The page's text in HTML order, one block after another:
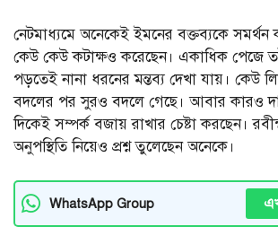
নেটমাধ্যমে অনেকেই ইমনের বক্তব্যকে
কেউ কেউ কটাক্ষও করেছেন। একাধিক পেজে
পড়তেই নানা ধরনের মন্তব্য দেখা যায়। কেউ
বদলের পর সুরও বদলে গেছে। আবার কারও
দিকেই সম্পর্ক বজায় রাখার চেষ্টা করছেন।
অনুপস্থিতি নিয়েও প্রশ্ন তুলেছেন অনেকে।
WhatsApp Group